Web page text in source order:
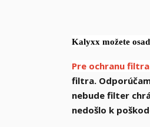
Kalyxx možete
Pre ochranu
filtra.
nebude filter
nedošlo k